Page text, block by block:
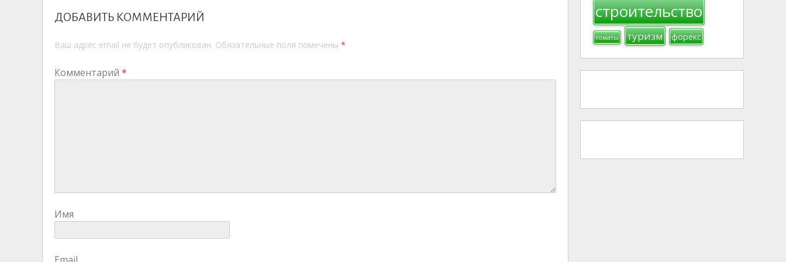
ДОБАВИТЬ КОММЕНТАРИЙ
Ваш адрес email не будет опубликован. Обязательные поля помечены *
Комментарий *
Имя
строительство
томаты туризм форекс